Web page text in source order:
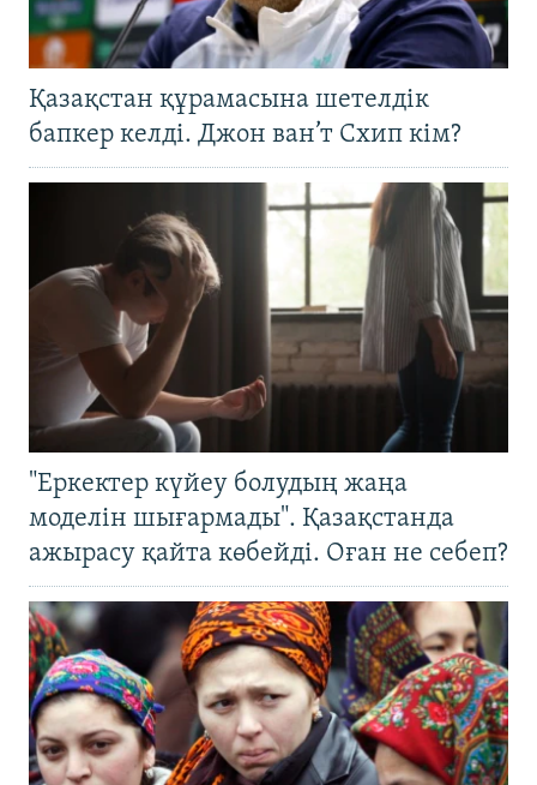
Қазақстан құрамасына шетелдік
бапкер келді. Джон ван’т Схип кім?
"Еркектер күйеу болудың жаңа
моделін шығармады". Қазақстанда
ажырасу қайта көбейді. Оған не себеп?